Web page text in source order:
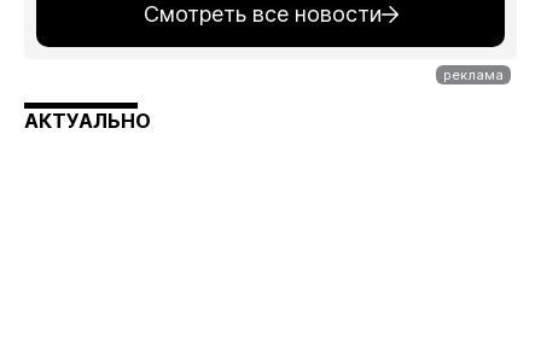
Смотреть все новости
АКТУАЛЬНО